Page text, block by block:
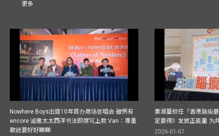
更多
Nowhere Boys出道10年首办商场签唱会 破例有
encore 诚邀太太西洋书法即席写上款 Van：尊重
歌迷要好好睇睇
黄淑蔓担任「香港脑痫
定要得》发放正能量 为
2026-01-07